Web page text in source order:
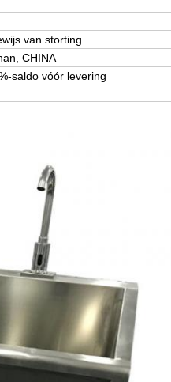
van storting
CHINA
saldo vóór levering